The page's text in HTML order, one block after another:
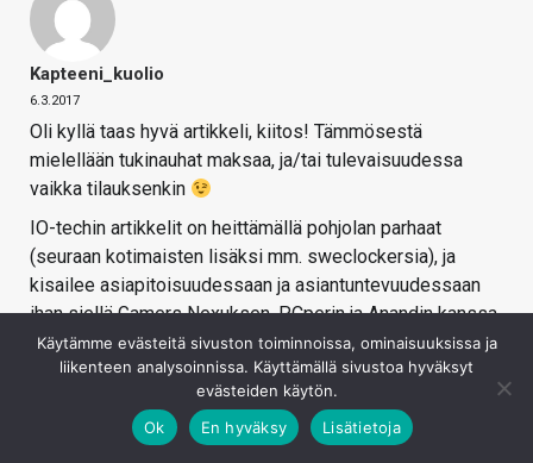
Kapteeni_kuolio
6.3.2017
Oli kyllä taas hyvä artikkeli, kiitos! Tämmösestä
mielellään tukinauhat maksaa, ja/tai tulevaisuudessa
vaikka tilauksenkin
IO-techin artikkelit on heittämällä pohjolan parhaat
(seuraan kotimaisten lisäksi mm. sweclockersia), ja
kisailee asiapitoisuudessaan ja asiantuntevuudessaan
ihan siellä Gamers Nexuksen, PCperin ja Anandin kanssa.
Tulevaisuudessa kun saatte vähän lisää taloudellisia
lihaksia ja investoitte mittalaitteisiin ym. sekä toimitus
vähän laajenee, niin näen että IO-tech voi varmasti
haastaa vaikka miten isot ulkomaiset alan 'mediat'.
Käytämme evästeitä sivuston toiminnoissa, ominaisuuksissa ja
liikenteen analysoinnissa. Käyttämällä sivustoa hyväksyt
evästeiden käytön.
Ok
En hyväksy Lisätietoja